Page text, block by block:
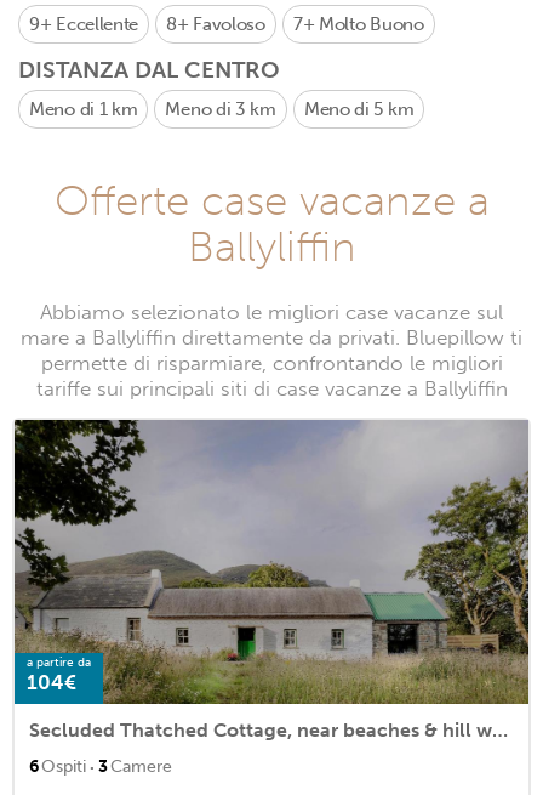
9+ Eccellente 8+ Favoloso 7+ Molto Buono
DISTANZA DAL CENTRO
Meno di 1 km Meno di 3 km Meno di 5 km
Offerte case vacanze a
Ballyliffin
Abbiamo selezionato le migliori case vacanze sul
mare a Ballyliffin direttamente da privati. Bluepillow ti
permette di risparmiare, confrontando le migliori
tariffe sui principali siti di case vacanze a Ballyliffin
a partire da
104€
Secluded Thatched Cottage, near beaches & hill walking
6Ospiti · 3Camere